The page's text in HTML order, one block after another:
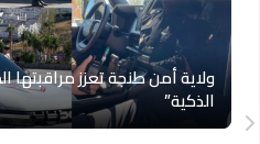
ولاية أمن طنجة تعزز مراقبتها
الذكية”